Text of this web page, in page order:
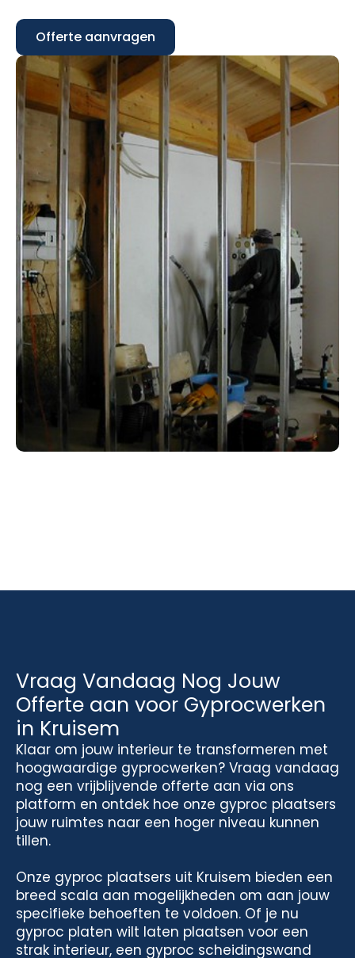
Offerte aanvragen
Vraag Vandaag Nog Jouw
Offerte aan voor Gyprocwerken
in Kruisem
Klaar om jouw interieur te transformeren met
hoogwaardige gyprocwerken? Vraag vandaag
nog een vrijblijvende offerte aan via ons
platform en ontdek hoe onze gyproc plaatsers
jouw ruimtes naar een hoger niveau kunnen
tillen.
Onze gyproc plaatsers uit Kruisem bieden een
breed scala aan mogelijkheden om aan jouw
specifieke behoeften te voldoen. Of je nu
gyproc platen wilt laten plaatsen voor een
strak interieur, een gyproc scheidingswand